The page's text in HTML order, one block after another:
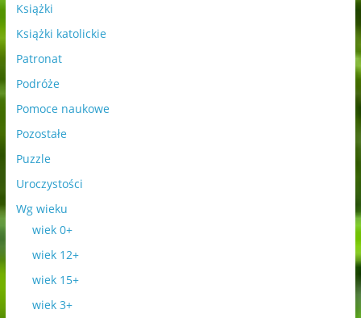
Książki
Książki katolickie
Patronat
Podróże
Pomoce naukowe
Pozostałe
Puzzle
Uroczystości
Wg wieku
wiek 0+
wiek 12+
wiek 15+
wiek 3+